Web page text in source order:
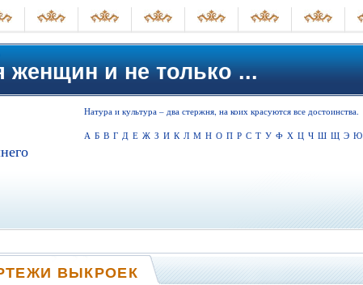
женщин и не только ...
Натура и культура – два стержня, на коих красуются все достоинства.
А Б В Г Д Е Ж З И К Л М Н О П Р С Т У Ф Х Ц Ч Ш Щ Э Ю
ВЫКРОЕК